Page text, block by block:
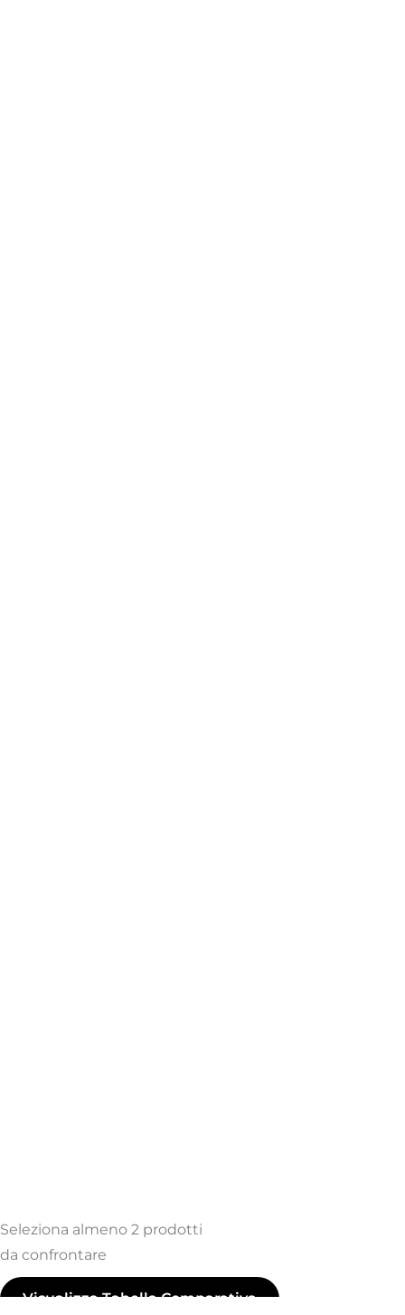
Seleziona almeno 2 prodotti
da confrontare
Visualizza Tabella Comparativa